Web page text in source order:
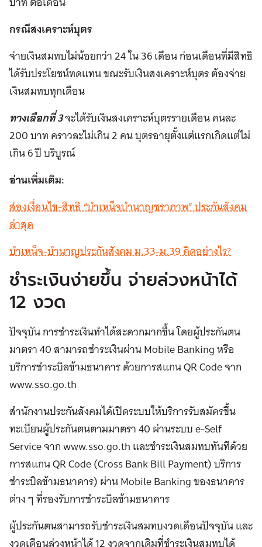
กรณีสงเคราะห์บุตร
จ่ายเงินสมทบไม่น้อยกว่า 24 ใน 36 เดือน ก่อนเดือนที่มีสิทธิ
ได้รับประโยชน์ทดแทน ขณะรับเงินสงเคราะห์บุตร ต้องจ่าย
เงินสมทบทุกเดือน
ทางเลือกที่ 3จะได้รับเงินสงเคราะห์บุตรรายเดือน คนละ
200 บาท คราวละไม่เกิน 2 คน บุตรอายุตั้งแต่แรกเกิดแต่ไม่
เกิน 6 ปี บริบูรณ์
อ่านเพิ่มเติม:
ส่องเงื่อนไข-สิทธิ “บำเหน็จบำนาญชราภาพ” ประกันสังคม
ล่าสุด
บำเหน็จ-บำนาญประกันสังคม ม.33-ม.39 คิดอย่างไร?
ชำระเงินง่ายขึ้น จ่ายล่วงหน้าได้
12 งวด
ปัจจุบัน การชำระเงินทำได้สะดวกมากขึ้น โดยผู้ประกันตน
มาตรา 40 สามารถชำระเงินผ่าน Mobile Banking หรือ
บริการชำระบิลข้ามธนาคาร ด้วยการสแกน QR Code จาก
www.sso.go.th
สำนักงานประกันสังคมได้เปิดระบบให้บริการรับสมัครขึ้น
ทะเบียนผู้ประกันตนตามมาตรา 40 ผ่านระบบ e-Self
Service จาก www.sso.go.th และชำระเงินสมทบทันทีด้วย
การสแกน QR Code (Cross Bank Bill Payment) บริการ
ชำระบิลข้ามธนาคาร) ผ่าน Mobile Banking ของธนาคาร
ต่าง ๆ ที่รองรับการชำระบิลข้ามธนาคาร
ผู้ประกันตนสามารถรับชำระเงินสมทบงวดเดือนปัจจุบัน และ
งวดเดือนล่วงหน้าได้ 12 งวดจากเดิมที่ชำระเงินสมทบได้